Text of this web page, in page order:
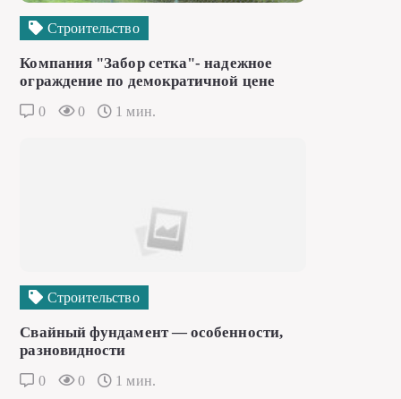
Строительство
Компания "Забор сетка"- надежное
ограждение по демократичной цене
0 0 1 мин.
Строительство
Свайный фундамент — особенности,
разновидности
0 0 1 мин.